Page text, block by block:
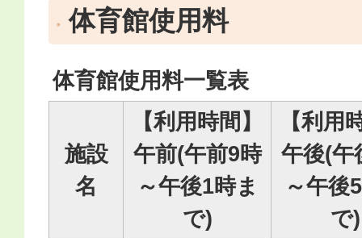
体育館使用料
体育館使用料一覧表
施設
名
【利用時間】
午前(午前9時
～午後1時ま
で)
【利用
午後(午
～午後
で)